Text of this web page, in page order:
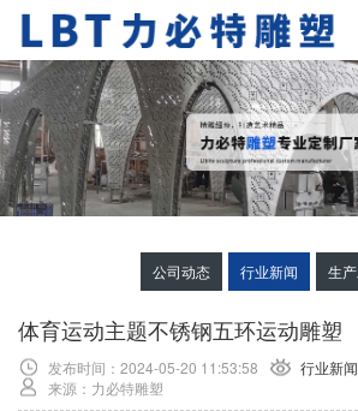
公司动态 行业新闻 生
体育运动主题不锈钢五环运动雕塑
发布时间：2024-05-20 11:53:58
行业新闻
来源：力必特雕塑